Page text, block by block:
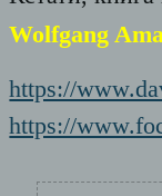
Wolfgang
https://
https://